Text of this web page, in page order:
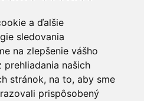
a ďalšie
sledovania
na zlepšenie vášho
prehliadania našich
stránok, na to, aby sme
prispôsobený